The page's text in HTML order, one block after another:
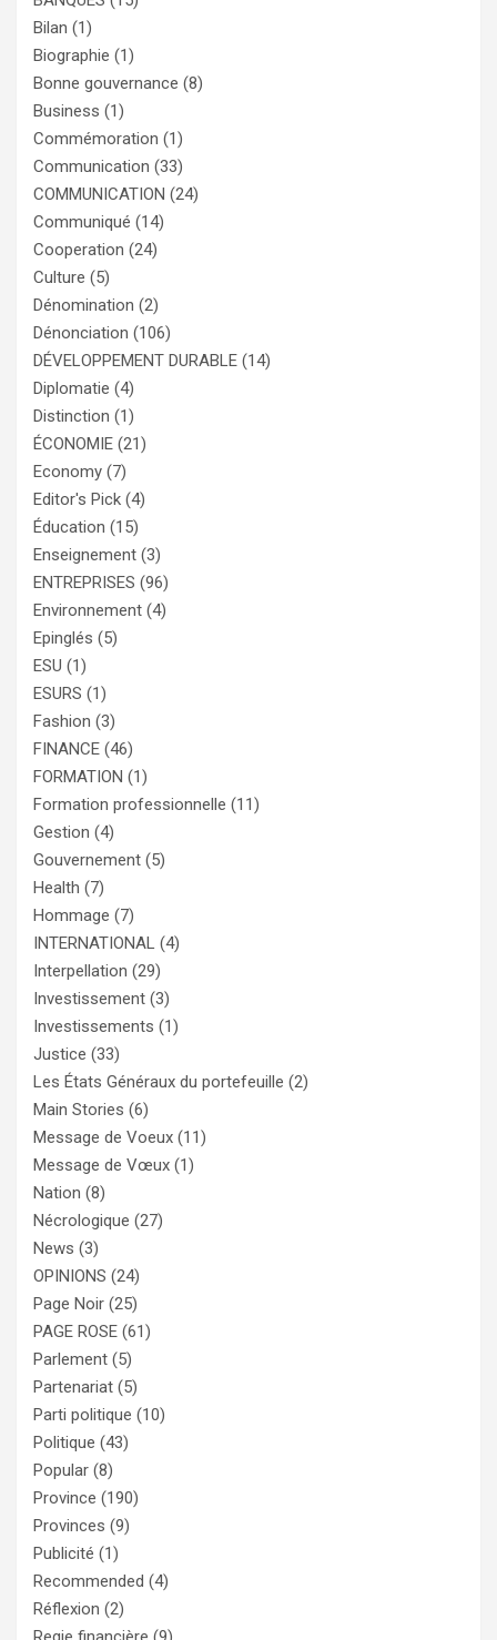
Bilan (1)
Biographie (1)
Bonne gouvernance (8)
Business (1)
Commémoration (1)
Communication (33)
COMMUNICATION (24)
Communiqué (14)
Cooperation (24)
Culture (5)
Dénomination (2)
Dénonciation (106)
DÉVELOPPEMENT DURABLE (14)
Diplomatie (4)
Distinction (1)
ÉCONOMIE (21)
Economy (7)
Editor's Pick (4)
Éducation (15)
Enseignement (3)
ENTREPRISES (96)
Environnement (4)
Epinglés (5)
ESU (1)
ESURS (1)
Fashion (3)
FINANCE (46)
FORMATION (1)
Formation professionnelle (11)
Gestion (4)
Gouvernement (5)
Health (7)
Hommage (7)
INTERNATIONAL (4)
Interpellation (29)
Investissement (3)
Investissements (1)
Justice (33)
Les États Généraux du portefeuille (2)
Main Stories (6)
Message de Voeux (11)
Message de Vœux (1)
Nation (8)
Nécrologique (27)
News (3)
OPINIONS (24)
Page Noir (25)
PAGE ROSE (61)
Parlement (5)
Partenariat (5)
Parti politique (10)
Politique (43)
Popular (8)
Province (190)
Provinces (9)
Publicité (1)
Recommended (4)
Réflexion (2)